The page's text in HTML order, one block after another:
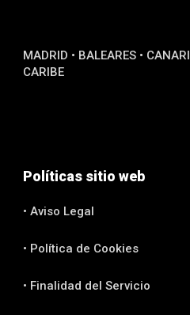
MADRID • BALEARES •
CARIBE
Políticas sitio web
• Aviso Legal
• Política de Cookies
• Finalidad del Servicio